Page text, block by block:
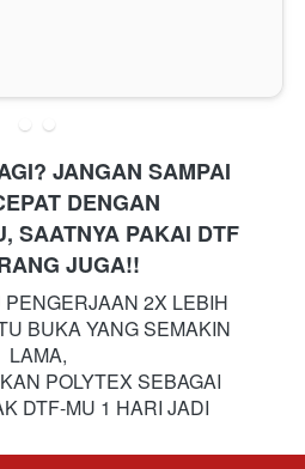
JANGAN SAMPAI
DENGAN
SAATNYA PAKAI DTF
JUGA!!
2X LEBIH
BUKA YANG SEMAKIN
LAMA,
POLYTEX SEBAGAI
DTF-MU 1 HARI JADI